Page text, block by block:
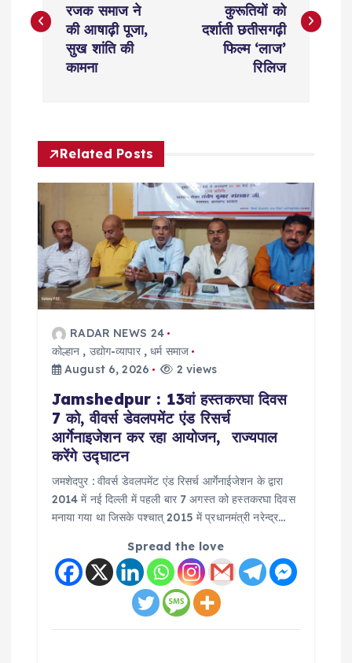
s
a
v
g
a
रजक समाज ने
की आषाढ़ी पूजा,
सुख शांति की
कामना
कुरूतियों को
दर्शाती छतीसगढ़ी
फिल्म ‘लाज’
रिलिज
Related Posts
RADAR NEWS 24
कोल्हान , उद्योग-व्यापार,धर्म समाज
August 6, 2026
2 views
Jamshedpur : 13वां हस्तकरघा दिवस
7 को, वीवर्स डेवलपमेंट एंड रिसर्च
आर्गेनाइजेशन कर रहा आयोजन, राज्यपाल
करेंगे उद्घाटन
जमशेदपुर : वीवर्स डेवलपमेंट एंड रिसर्च आर्गेनाईजेशन के द्वारा
2014 में नई दिल्ली में पहली बार 7 अगस्त को हस्तकरघा दिवस
मनाया गया था जिसके पश्चात् 2015 में प्रधानमंत्री नरेन्द्र…
Spread the love